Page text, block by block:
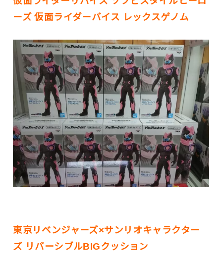
ーズ 仮面ライダーバイス レックスゲノム
東京リベンジャーズ×サンリオキャラクター
ズ リバーシブルBIGクッション